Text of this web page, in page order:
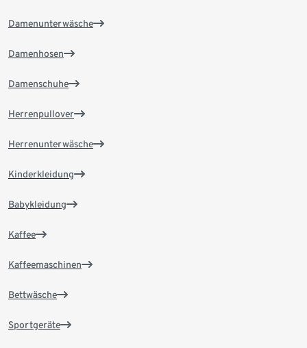
Damenunterwäsche
Damenhosen
Damenschuhe
Herrenpullover
Herrenunterwäsche
Kinderkleidung
Babykleidung
Kaffee
Kaffeemaschinen
Bettwäsche
Sportgeräte